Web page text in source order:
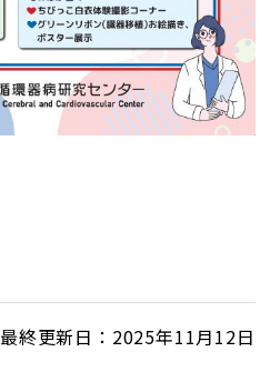
最終更新日：2025年11月12日